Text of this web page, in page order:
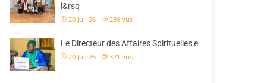
l&rsq
20 Juil 26 236 vus
Le Directeur des Affaires Spirituelles e
20 Juil 26 321 vus